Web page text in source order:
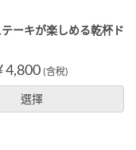
ーキが楽しめる乾杯ド
4,800 (含稅)
選擇